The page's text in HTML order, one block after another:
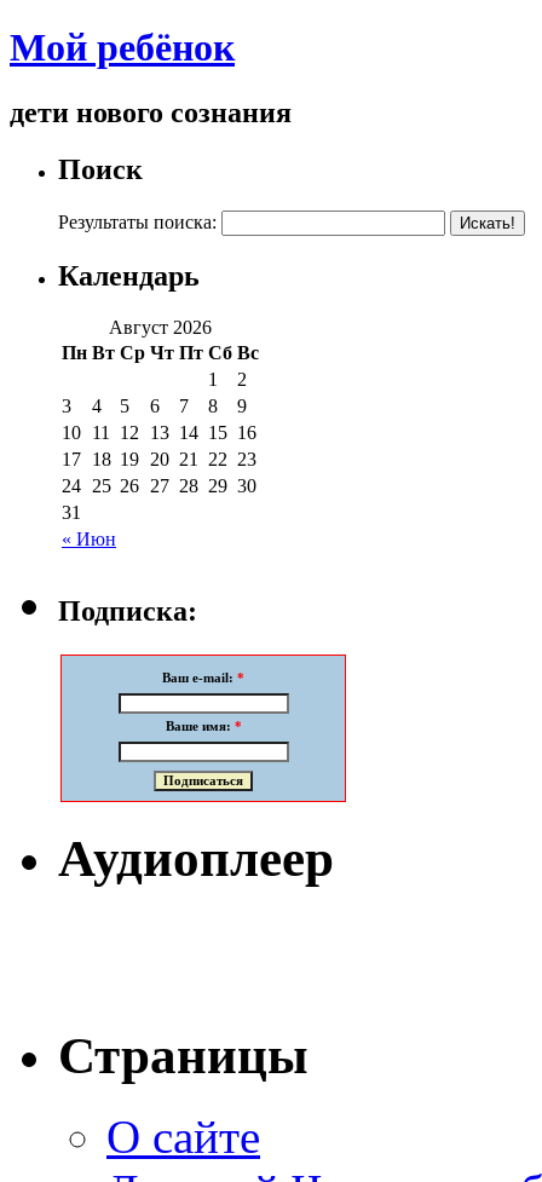
Мой ребёнок
дети нового сознания
Поиск
Результаты поиска:
Календарь
Август 2026
Пн Вт Ср Чт Пт Сб Вс
« Июн
1
2
3
4 5 6 7 8
9
10 11 12 13 14 15 16
17 18 19 20 21 22 23
24 25 26 27 28 29 30
31
Подписка:
Ваш e-mail: *
Ваше имя: *
Аудиоплеер
Страницы
О сайте